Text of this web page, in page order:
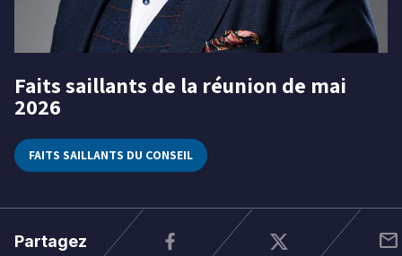
Tous
Élémentaire
Secondaire
02
juin
Faits saillants de la réunion de mai
2026
FAITS SAILLANTS DU CONSEIL
Partagez mail